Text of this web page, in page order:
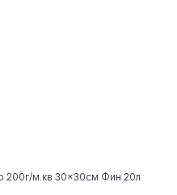
200г/м.кв 30x30см Фин 20л